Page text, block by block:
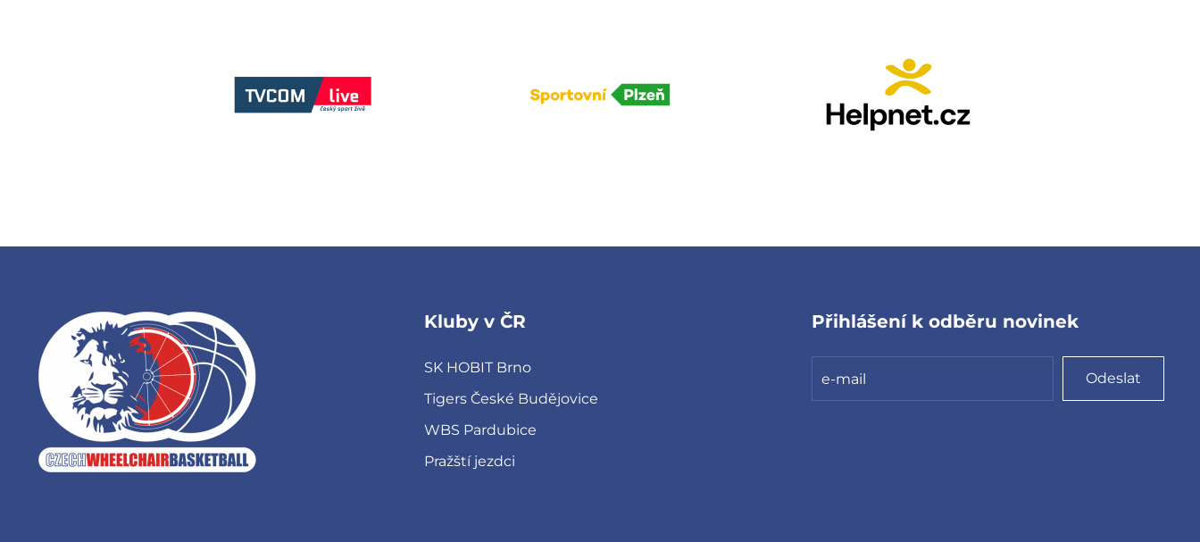
Kluby v ČR
SK HOBIT Brno
Tigers České Budějovice
WBS Pardubice
Pražští jezdci
Přihlášení k odběru novinek
Odeslat